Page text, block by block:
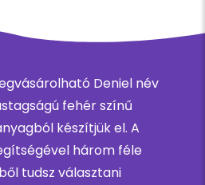
Deniel név
fehér színű
készítjük el. A
három féle
tudsz választani